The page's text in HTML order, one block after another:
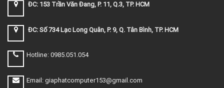
ĐC: 153 Trần Văn Đang, P. 11, Q.3, TP. HCM
ĐC: Số 734 Lạc Long Quân, P. 9, Q. Tân Bình, TP. HCM
Hotline: 0985.051.054
Email: giaphatcomputer153@gmail.com